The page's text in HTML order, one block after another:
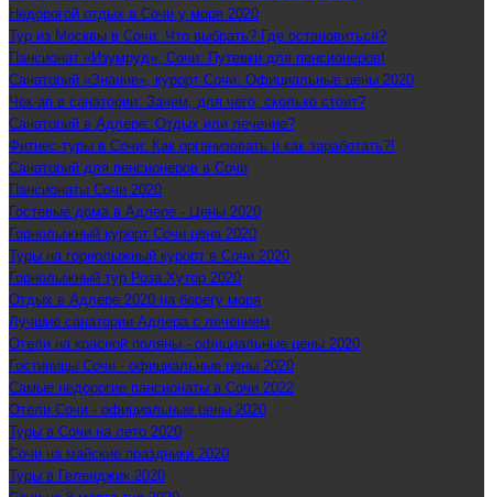
Недорогой отдых в Сочи у моря 2020
Тур из Москвы в Сочи: Что выбрать? Где остановиться?
Пансионат «Изумруд», Сочи: Путевки для пенсионеров!
Санаторий «Знание», курорт Сочи: Официальные цены 2020
Чек-ап в санатории: Зачем, для чего, сколько стоит?
Санаторий в Адлере: Отдых или лечение?
Фитнес-туры в Сочи: Как организовать и как заработать?!
Санаторий для пенсионеров в Сочи
Пансионаты Сочи 2020
Гостевые дома в Адлере - Цены 2020
Горнолыжный курорт Сочи цена 2020
Туры на горнолыжный курорт в Сочи 2020
Горнолыжный тур Роза Хутор 2020
Отдых в Адлере 2020 на берегу моря
Лучшие санатории Адлера с лечением
Отели на красной поляны - официальные цены 2020
Гостиницы Сочи - официальные цены 2020
Самые недорогие пансионаты в Сочи 2022
Отели Сочи - официальные цены 2020
Туры в Сочи на лето 2020
Сочи на майские праздники 2020
Туры в Геленджик 2020